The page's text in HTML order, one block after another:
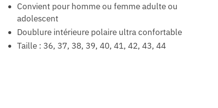
Convient pour homme ou femme adulte ou
adolescent
Doublure intérieure polaire ultra confortable
Taille : 36, 37, 38, 39, 40, 41, 42, 43, 44